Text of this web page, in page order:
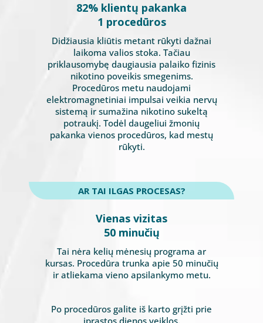
82% klientų pakanka
1 procedūros
Didžiausia kliūtis metant rūkyti dažnai
laikoma valios stoka. Tačiau
priklausomybę daugiausia palaiko fizinis
nikotino poveikis smegenims.
Procedūros metu naudojami
elektromagnetiniai impulsai veikia nervų
sistemą ir sumažina nikotino sukeltą
potraukį. Todėl daugeliui žmonių
pakanka vienos procedūros, kad mestų
rūkyti.
AR TAI ILGAS PROCESAS?
Vienas vizitas
50 minučių
Tai nėra kelių mėnesių programa ar
kursas. Procedūra trunka apie 50 minučių
ir atliekama vieno apsilankymo metu.
Po procedūros galite iš karto grįžti prie